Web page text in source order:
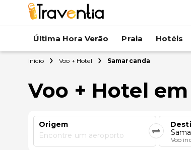
Última Hora Verão Praia Hotéis
Início Voo + Hotel Samarcanda
Voo + Hotel
Origem
Encontre um aeroporto
Voo